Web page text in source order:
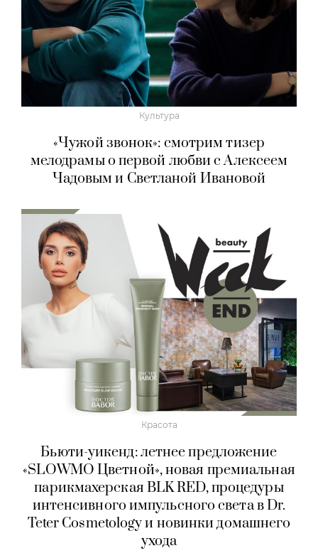
Культура
«Чужой звонок»: смотрим тизер
мелодрамы о первой любви с Алексеем
Чадовым и Светланой Ивановой
Красота
Бьюти-уикенд: летнее предложение
«SLOWMO Цветной», новая премиальная
парикмахерская BLK RED, процедуры
интенсивного импульсного света в Dr.
Teter Cosmetology и новинки домашнего
ухода